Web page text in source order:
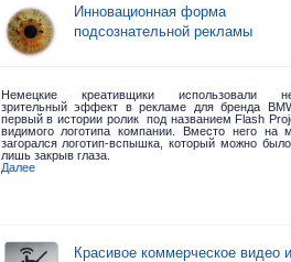
Инновационная форма
подсознательной рекламы
Немецкие креативщики использовали
зрительный эффект в рекламе для бренда
первый в истории ролик под названием Flash
видимого логотипа компании. Вместо него на
загорался логотип-вспышка, который можно было
лишь закрыв глаза.
Далее
Красивое коммерческое видео